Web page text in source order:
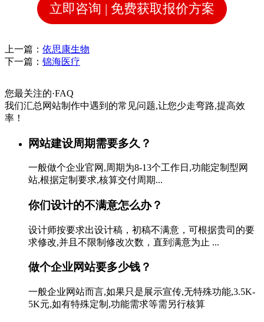
立即咨询 | 免费获取报价方案
上一篇： 依思康生物
下一篇： 锦海医疗
您最关注的·FAQ
我们汇总网站制作中遇到的常见问题,让您少走弯路,提高效
率！
网站建设周期需要多久？
一般做个企业官网,周期为8-13个工作日,功能定制型网
站,根据定制要求,核算交付周期...
你们设计的不满意怎么办？
设计师按要求出设计稿，初稿不满意，可根据贵司的要
求修改,并且不限制修改次数，直到满意为止 ...
做个企业网站要多少钱？
一般企业网站而言,如果只是展示宣传,无特殊功能,3.5K-
5K元,如有特殊定制,功能需求等需另行核算